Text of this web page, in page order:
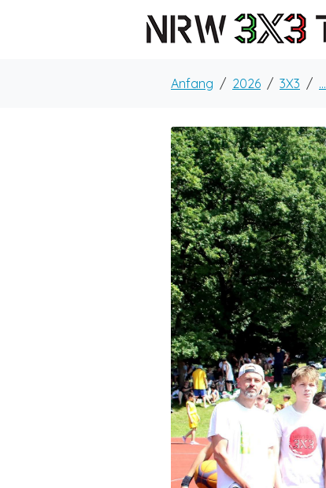
Anfang 2026 3X3 ...